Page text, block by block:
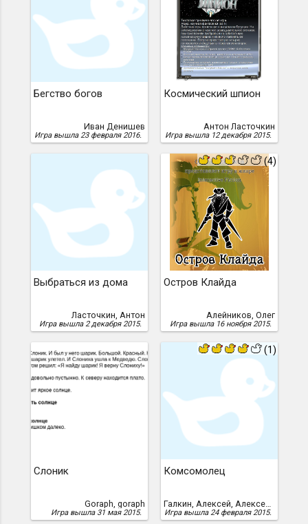
Бегство богов
Иван Денишев
Игра вышла 23 февраля 2016.
Космический шпион
Антон Ласточкин
Игра вышла 12 декабря 2015.
Выбраться из дома
Ласточкин, Антон
Игра вышла 2 декабря 2015.
(4)
Остров Клайда
Алейников, Олег
Игра вышла 16 ноября 2015.
Слоник
Goraph, goraph
Игра вышла 31 мая 2015.
(1)
Комсомолец
Галкин, Алексей, Алексей Галкин
Игра вышла 24 февраля 2015.